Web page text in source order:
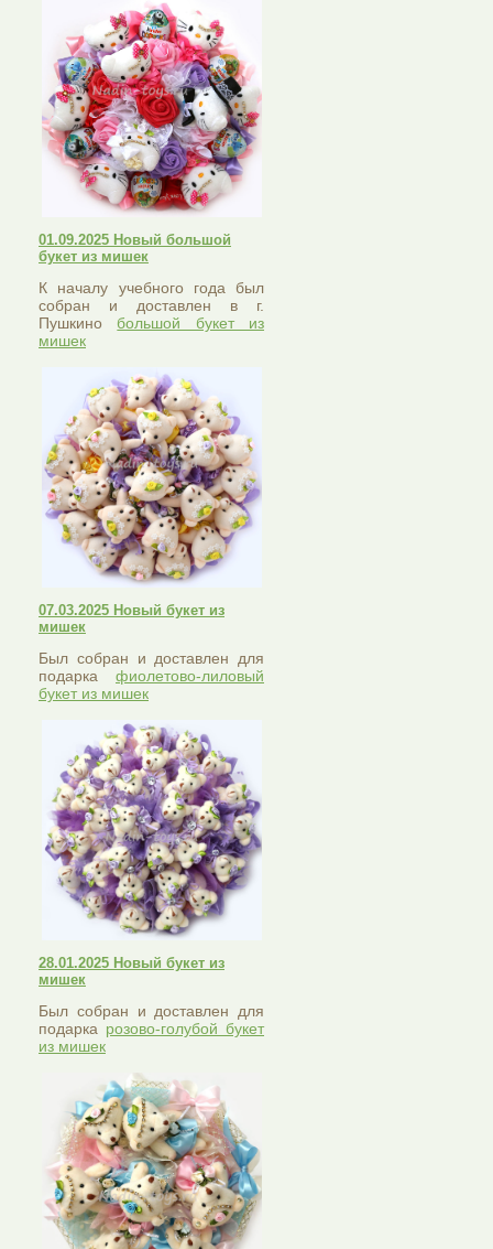
01.09.2025 Новый большой
букет из мишек
К началу учебного года был
собран и доставлен в г.
Пушкинобольшой букет из
мишек
07.03.2025 Новый букет из
мишек
Был собран и доставлен для
подарка фиолетово-лиловый
букет из мишек
28.01.2025 Новый букет из
мишек
Был собран и доставлен для
подарка розово-голубой букет
из мишек